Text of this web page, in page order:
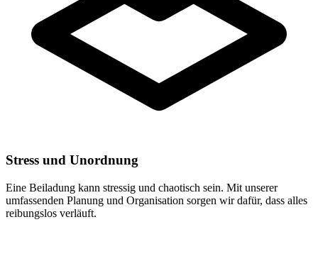
Stress und Unordnung
Eine Beiladung kann stressig und chaotisch sein. Mit unserer
umfassenden Planung und Organisation sorgen wir dafür, dass alles
reibungslos verläuft.